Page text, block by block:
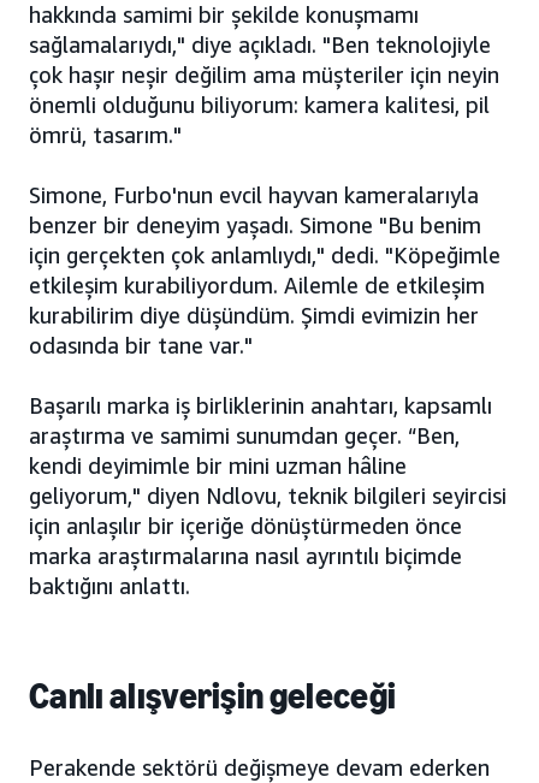
hakkında samimi bir şekilde konuşmamı
sağlamalarıydı," diye açıkladı. "Ben teknolojiyle
çok haşır neşir değilim ama müşteriler için neyin
önemli olduğunu biliyorum: kamera kalitesi, pil
ömrü, tasarım."
Simone, Furbo'nun evcil hayvan kameralarıyla
benzer bir deneyim yaşadı. Simone "Bu benim
için gerçekten çok anlamlıydı," dedi. "Köpeğimle
etkileşim kurabiliyordum. Ailemle de etkileşim
kurabilirim diye düşündüm. Şimdi evimizin her
odasında bir tane var."
Başarılı marka iş birliklerinin anahtarı, kapsamlı
araştırma ve samimi sunumdan geçer. “Ben,
kendi deyimimle bir mini uzman hâline
geliyorum," diyen Ndlovu, teknik bilgileri seyircisi
için anlaşılır bir içeriğe dönüştürmeden önce
marka araştırmalarına nasıl ayrıntılı biçimde
baktığını anlattı.
Canlı alışverişin geleceği
Perakende sektörü değişmeye devam ederken